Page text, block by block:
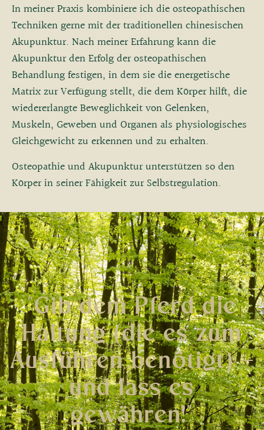
In meiner Praxis kombiniere ich die osteopathischen
Techniken gerne mit der traditionellen chinesischen
Akupunktur. Nach meiner Erfahrung kann die
Akupunktur den Erfolg der osteopathischen
Behandlung festigen, in dem sie die energetische
Matrix zur Verfügung stellt, die dem Körper hilft, die
wiedererlangte Beweglichkeit von Gelenken,
Muskeln, Geweben und Organen als physiologisches
Gleichgewicht zu erkennen und zu erhalten.
Osteopathie und Akupunktur unterstützen so den
Körper in seiner Fähigkeit zur Selbstregulation.
"Gib dem Pferd die
Haltung (die es zum
Ausführen benötigt) –
und lass es
gewähren!"